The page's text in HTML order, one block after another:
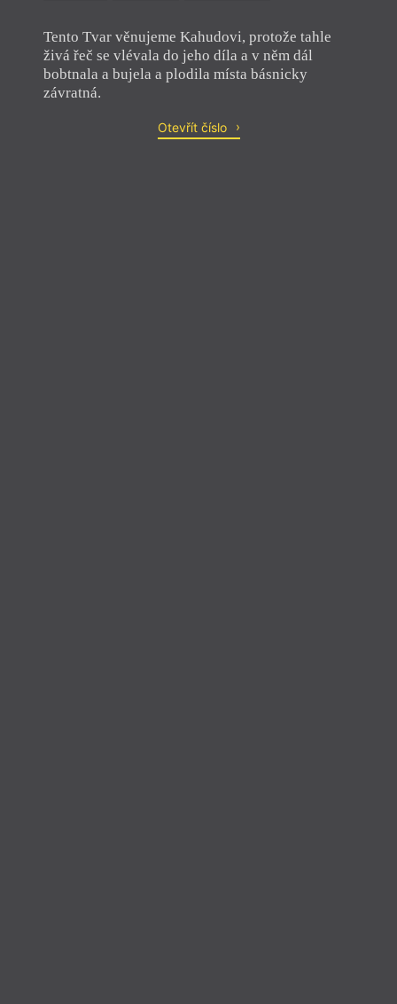
Tento Tvar věnujeme Kahudovi, protože tahle
živá řeč se vlévala do jeho díla a v něm dál
bobtnala a bujela a plodila místa básnicky
závratná.
Otevřít číslo